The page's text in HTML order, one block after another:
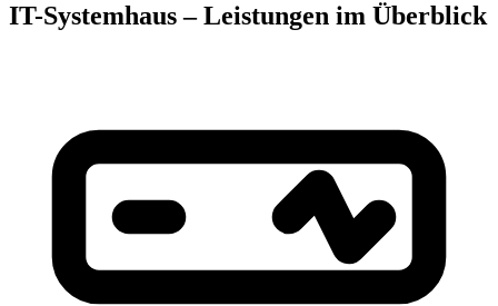
IT-Systemhaus – Leistungen im Überblick